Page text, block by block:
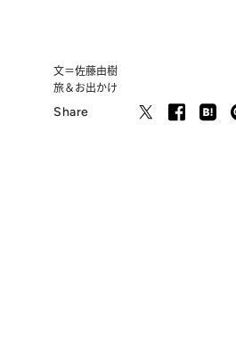
文＝佐藤由樹
旅＆お出かけ
Share